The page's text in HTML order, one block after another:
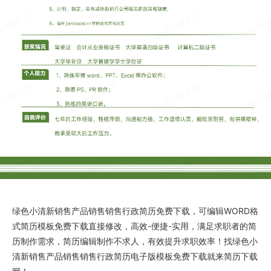
绿色小清新销售产品销售销售行政简历免费下载 ，可编辑WORD格
式简历模板免费下载直接修改，高效-便捷-实用，满足求职者的简
历制作需求，简历编辑制作不求人，有效提升求职效率！找绿色小
清新销售产品销售销售行政简历电子版模板免费下载就来简历下载